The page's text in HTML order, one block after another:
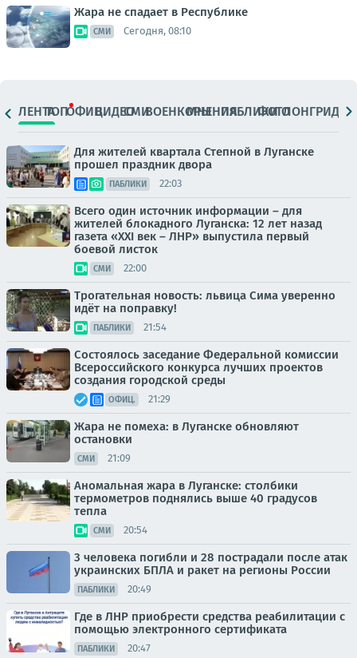
Жара не спадает в Республике
СМИ Сегодня, 08:10
ЛЕНТАТОПОФИЦ.ВИДЕОСМИВОЕНКОРЫМНЕНИЯПАБЛИКИ
ФОТОЛОНГРИДЫ
Для жителей квартала Степной в Луганске
прошел праздник двора
ПАБЛИКИ 22:03
Всего один источник информации – для
жителей блокадного Луганска: 12 лет назад
газета «XXI век – ЛНР» выпустила первый
боевой листок
СМИ 22:00
Трогательная новость: львица Сима уверенно
идёт на поправку!
ПАБЛИКИ 21:54
Состоялось заседание Федеральной комиссии
Всероссийского конкурса лучших проектов
создания городской среды
ОФИЦ. 21:29
Жара не помеха: в Луганске обновляют
остановки
СМИ 21:09
Аномальная жара в Луганске: столбики
термометров поднялись выше 40 градусов
тепла
СМИ 20:54
3 человека погибли и 28 пострадали после атак
украинских БПЛА и ракет на регионы России
ПАБЛИКИ 20:49
Где в ЛНР приобрести средства реабилитации с
помощью электронного сертификата
ПАБЛИКИ 20:47